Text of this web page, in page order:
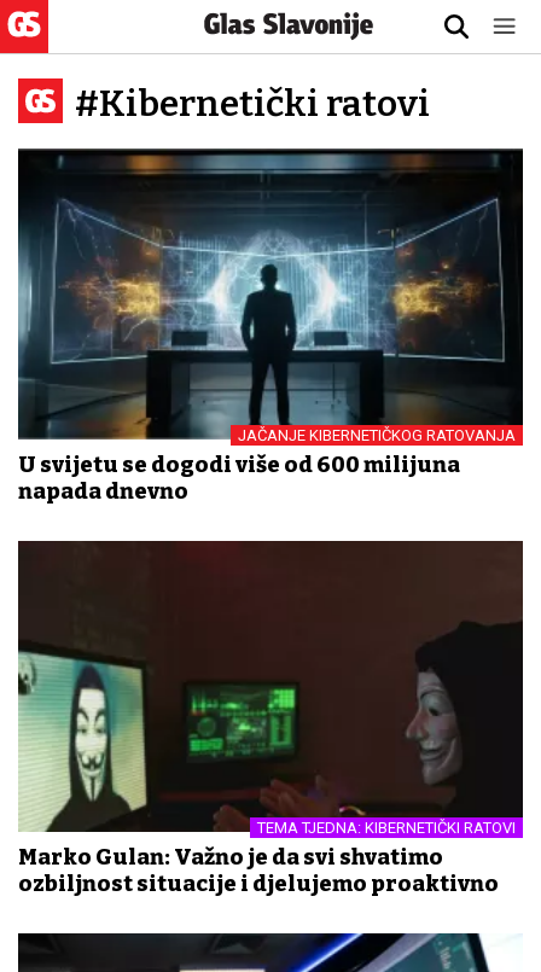
#Kibernetički ratovi
JAČANJE KIBERNETIČKOG RATOVANJA
U svijetu se dogodi više od 600 milijuna
napada dnevno
TEMA TJEDNA: KIBERNETIČKI RATOVI
Marko Gulan: Važno je da svi shvatimo
ozbiljnost situacije i djelujemo proaktivno